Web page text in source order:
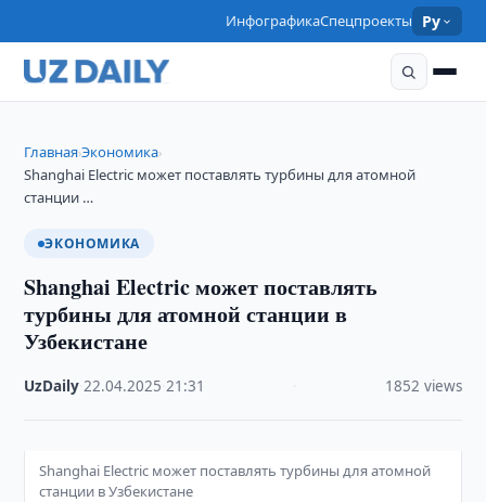
ИнфографикаСпецпроекты Ру
Главная›Экономика›
Shanghai Electric может поставлять турбины для атомной
станции …
ЭКОНОМИКА
Shanghai Electric может поставлять
турбины для атомной станции в
Узбекистане
UzDaily ·22.04.2025 ·21:31 1852 views
Shanghai Electric может поставлять турбины для атомной
станции в Узбекистане